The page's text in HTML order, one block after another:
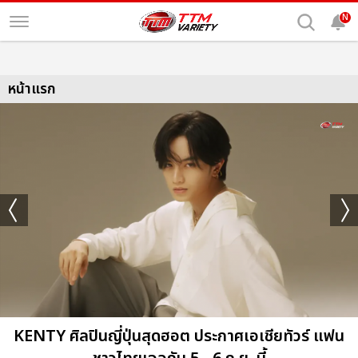
N
หน้าแรก
KENTY ศิลปินญี่ปุ่นสุดฮอต ประกาศเอเชียทัวร์ แฟน